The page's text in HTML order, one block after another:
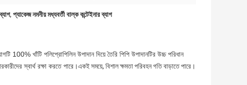
, প্যাকেজ নমনীয় মধ্যবর্তী বাল্ক কন্টেইনার ব্যাগ
100% খাঁটি পলিপ্রোপিলিন উপাদান দিয়ে তৈরি পিপি উপাদানটির উচ্চ পরিধান
স্বার্থ রক্ষা করতে পারে।একই সময়ে, বিশাল ক্ষমতা পরিবহন গতি বাড়াতে পারে।